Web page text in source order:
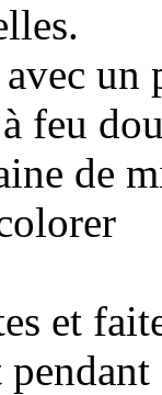
un
feu
de
et